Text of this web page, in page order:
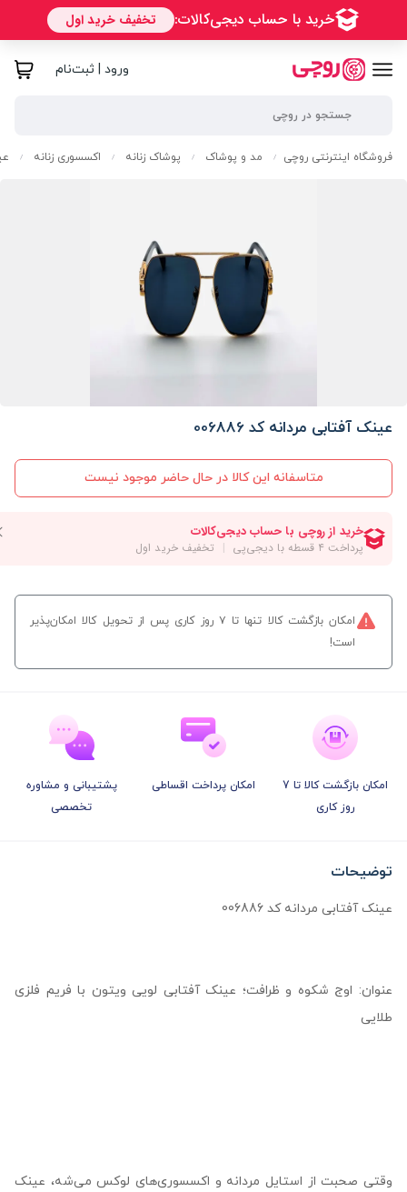
ورود | ثبت‌نام
فروشگاه اینترنتی روچی / مد و پوشاک / پوشاک زنانه / اکسسوری زنانه /
عینک آفتابی مردانه کد 006886
متاسفانه این کالا در حال حاضر موجود نیست
امکان بازگشت کالا تنها تا ۷ روز کاری پس از تحویل کالا امکان‌پذیر
است!
امکان بازگشت کالا تا 7
روز کاری
امکان پرداخت اقساطی
پشتیبانی و مشاوره
تخصصی
توضیحات
عینک آفتابی مردانه کد 006886
عنوان: اوج شکوه و ظرافت؛ عینک آفتابی لویی ویتون با فریم فلزی
طلایی
وقتی صحبت از استایل مردانه و اکسسوری‌های لوکس می‌شه، عینک